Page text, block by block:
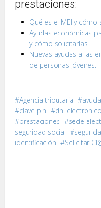
prestaciones:
Qué es el MEI y
Ayudas económicas
y cómo solicitarlas.
Nuevas ayudas a las
de personas jóvenes.
Agencia tributaria
clave pin
dni electronico
prestaciones
sede
seguridad social
identificación
Solicitar